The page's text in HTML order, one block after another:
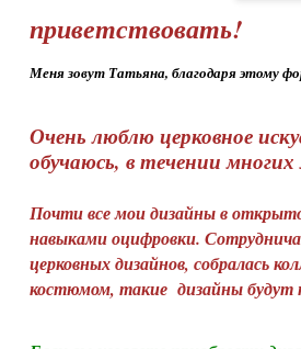
приветствовать!
Меня зовут Татьяна, благодаря этому
Очень люблю церковное
обучаюсь, в течении
Почти все мои дизайны в
навыками оцифровки.
церковных дизайнов, собралась
костюмом, такие дизайны будут